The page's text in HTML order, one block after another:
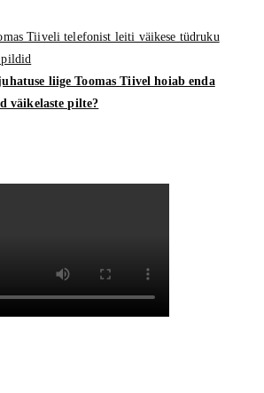
Tiiveli telefonist leiti väikese tüdruku
liige Toomas Tiivel hoiab enda
väikelaste pilte?